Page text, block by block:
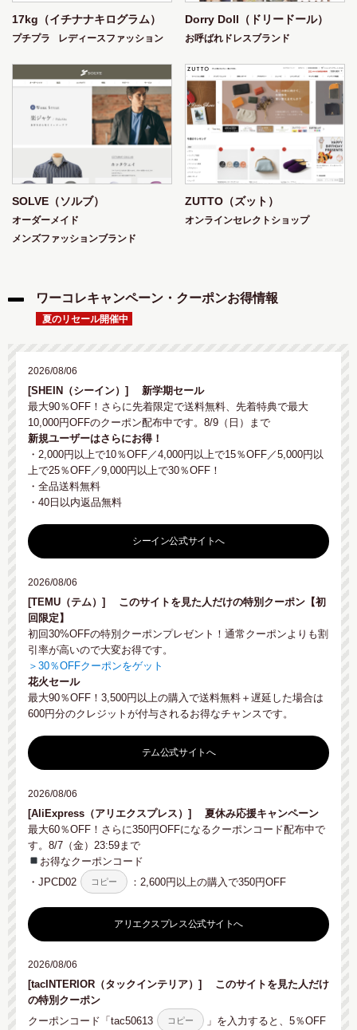
17kg（イチナナキログラム）
プチプラ レディースファッション
Dorry Doll（ドリードール）
お呼ばれドレスブランド
SOLVE（ソルブ）
オーダーメイド
メンズファッションブランド
ZUTTO（ズット）
オンラインセレクトショップ
ワーコレキャンペーン・クーポンお得情報
夏のリセール開催中
2026/08/06
[SHEIN（シーイン）]
新学期セール
最大90％OFF！さらに先着限定で送料無料、先着特典で最大
10,000円OFFのクーポン配布中です。8/9（日）まで
新規ユーザーはさらにお得！
・2,000円以上で10％OFF／4,000円以上で15％OFF／5,000円以
上で25％OFF／9,000円以上で30％OFF！
・全品送料無料
・40日以内返品無料
シーイン公式サイトへ
2026/08/06
[TEMU（テム）]
このサイトを見た人だけの特別クーポン【初
回限定】
初回30%OFFの特別クーポンプレゼント！通常クーポンよりも割
引率が高いので大変お得です。
＞30％OFFクーポンをゲット
花火セール
最大90％OFF！3,500円以上の購入で送料無料＋遅延した場合は
600円分のクレジットが付与されるお得なチャンスです。
テム公式サイトへ
2026/08/06
[AliExpress（アリエクスプレス）]
夏休み応援キャンペーン
最大60％OFF！さらに350円OFFになるクーポンコード配布中で
す。8/7（金）23:59まで
お得なクーポンコード
・ JPCD02 コピー ：2,600円以上の購入で350円OFF
アリエクスプレス公式サイトへ
2026/08/06
[tacINTERIOR（タックインテリア）]
このサイトを見た人だけ
の特別クーポン
クーポンコード「 tac50613 コピー 」を入力すると、5％OFF